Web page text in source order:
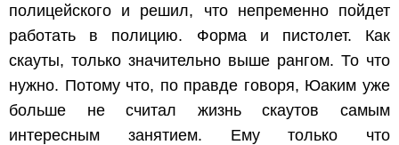
полицейского и решил, что непременно пойдет
работать в полицию. Форма и пистолет. Как
скауты, только значительно выше рангом. То что
нужно. Потому что, по правде говоря, Юаким уже
больше не считал жизнь скаутов самым
интересным занятием. Ему только что